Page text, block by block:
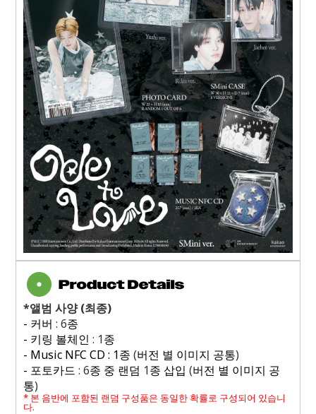
*앨범 사양(최종)
- 커버 : 6종
- 키링 볼체인 : 1종
- Music NFC CD : 1종 (버전 별 이미지 공통)
- 포토카드 : 6종 중 랜덤 1종 삽입 (버전 별 이미지 공
통)
* 본 음반에 포함된 랜덤 구성품은 동일한 확률로 구성되어 있습니
다.